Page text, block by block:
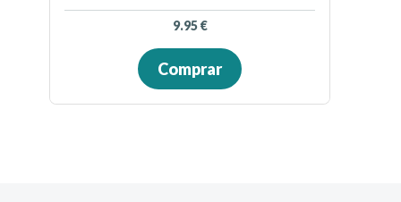
9.95€
Comprar